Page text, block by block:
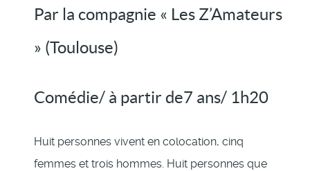
Par la compagnie « Les Z’Amateurs
» (Toulouse)
Comédie/ à partir de7 ans/ 1h20
Huit personnes vivent en colocation, cinq
femmes et trois hommes. Huit personnes que